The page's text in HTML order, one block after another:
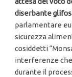
diserbante
parlamentare
sicurezza
cosiddetti
interferenze
durante il